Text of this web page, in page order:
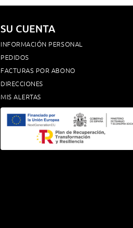
SU CUENTA
INFORMACIÓN PERSONAL
PEDIDOS
FACTURAS POR ABONO
DIRECCIONES
MIS ALERTAS